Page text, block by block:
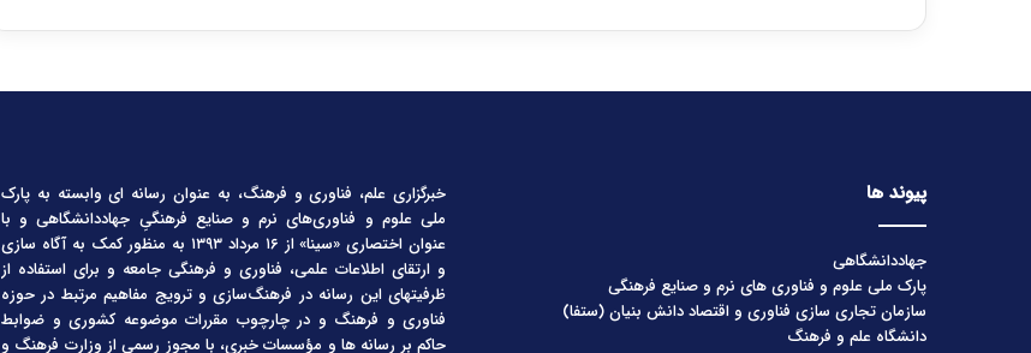
پیوند ها
جهاددانشگاهی
پارک ملی علوم و فناوری های نرم و صنایع فرهنگی
سازمان تجاری سازی فناوری و اقتصاد دانش بنیان (ستفا)
دانشگاه علم و فرهنگ
خبرگزاری علم، فناوری و فرهنگ، به عنوان رسانه ای وابسته به پارک
ملی علوم و فناوری‌های نرم و صنایع فرهنگیِ جهاددانشگاهی و با
عنوان اختصاری «سینا» از ۱۶ مرداد ۱۳۹۳ به منظور کمک به آگاه سازی
و ارتقای اطلاعات علمی، فناوری و فرهنگی جامعه و برای استفاده از
ظرفیتهای این رسانه در فرهنگ‌سازی و ترویج مفاهیم مرتبط در حوزه
فناوری و فرهنگ و در چارچوب مقررات موضوعه کشوری و ضوابط
حاکم بر رسانه ها و مؤسسات خبری، با مجوز رسمی از وزارت فرهنگ و